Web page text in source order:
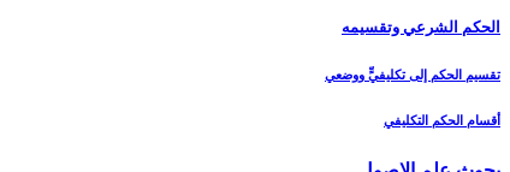
الحكم الشرعي وتقسيمه‏
تقسيم الحكم إلى تكليفيٍّ ووضعي
أقسام الحكم التكليفي